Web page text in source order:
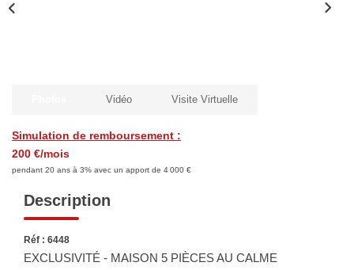
Louer Avec Okey
Dossier De Candidature
Simulation de remboursement :
200 €/mois
pendant 20 ans à 3% avec un apport de 4 000 €
Vidéo Visite Virtuelle
Description
Réf : 6448
EXCLUSIVITÉ - MAISON 5 PIÈCES AU CALME